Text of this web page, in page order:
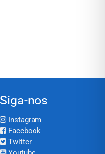
Siga-nos
Instagram
Facebook
Twitter